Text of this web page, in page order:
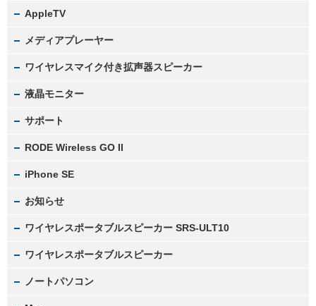
AppleTV
メディアプレーヤー
ワイヤレスマイク付き拡声器スピーカー
液晶モニター
サポート
RODE Wireless GO II
iPhone SE
お知らせ
ワイヤレスポータブルスピーカー SRS-ULT10
ワイヤレスポータブルスピーカー
ノートパソコン